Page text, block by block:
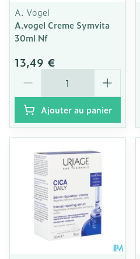
A. Vogel
A.vogel Creme Symvita
30ml Nf
13,49 €
Ajouter au panier